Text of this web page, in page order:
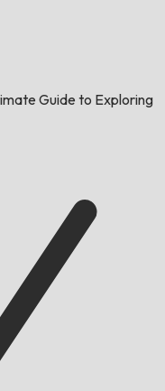
Guide to Exploring